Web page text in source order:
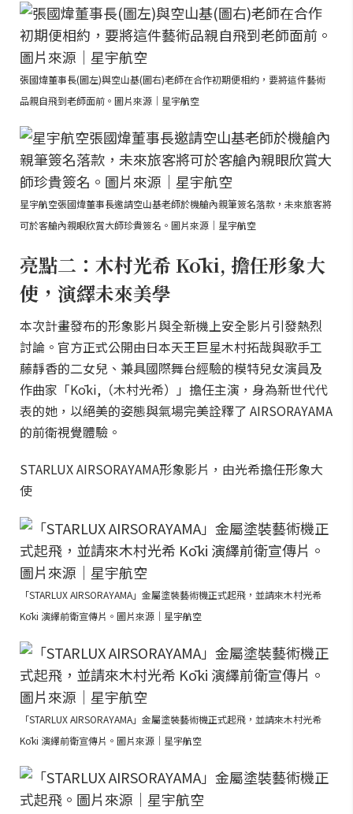
張國煒董事長(圖左)與空山基(圖右)老師在合作初期便相約，要將這件藝術
品親自飛到老師面前。圖片來源｜星宇航空
星宇航空張國煒董事長邀請空山基老師於機艙內親筆簽名落款，未來旅客將
可於客艙內親眼欣賞大師珍貴簽名。圖片來源｜星宇航空
亮點二：木村光希 Kōki, 擔任形象大
使，演繹未來美學
本次計畫發布的形象影片與全新機上安全影片引發熱烈
討論。官方正式公開由日本天王巨星木村拓哉與歌手工
藤靜香的二女兒、兼具國際舞台經驗的模特兒女演員及
作曲家「Kōki,（木村光希）」擔任主演，身為新世代代
表的她，以絕美的姿態與氣場完美詮釋了 AIRSORAYAMA
的前衛視覺體驗。
STARLUX AIRSORAYAMA形象影片，由光希擔任形象大
使
「STARLUX AIRSORAYAMA」金屬塗裝藝術機正式起飛，並請來木村光希
Kōki 演繹前衛宣傳片。圖片來源｜星宇航空
「STARLUX AIRSORAYAMA」金屬塗裝藝術機正式起飛，並請來木村光希
Kōki 演繹前衛宣傳片。圖片來源｜星宇航空